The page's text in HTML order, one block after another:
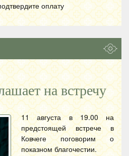
оплату
на встречу
11 августа в 19.00 на
предстоящей встрече в
Ковчеге поговорим о
показном благочестии.